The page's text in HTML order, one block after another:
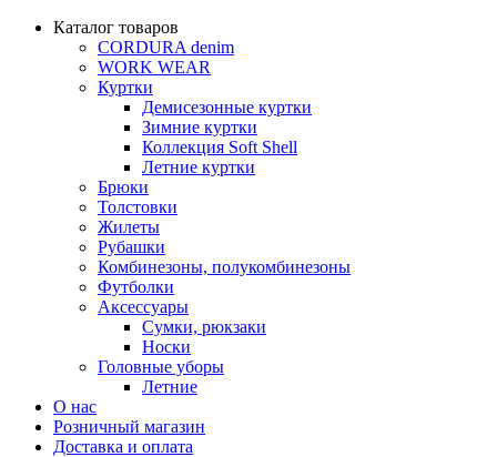
Каталог товаров
CORDURA denim
WORK WEAR
Куртки
Демисезонные куртки
Зимние куртки
Коллекция Soft Shell
Летние куртки
Брюки
Толстовки
Жилеты
Рубашки
Комбинезоны, полукомбинезоны
Футболки
Аксессуары
Сумки, рюкзаки
Носки
Головные уборы
Летние
О нас
Розничный магазин
Доставка и оплата